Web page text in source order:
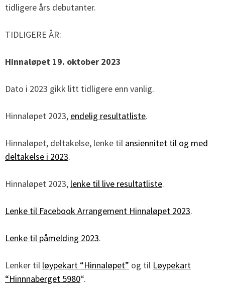
tidligere års debutanter.
TIDLIGERE ÅR:
Hinnaløpet 19. oktober 2023
Dato i 2023 gikk litt tidligere enn vanlig.
Hinnaløpet 2023, endelig resultatliste.
Hinnaløpet, deltakelse, lenke til ansiennitet til og med
deltakelse i 2023.
Hinnaløpet 2023, lenke til live resultatliste.
Lenke til Facebook Arrangement Hinnaløpet 2023.
Lenke til påmelding 2023.
Lenker til løypekart “Hinnaløpet” og til Løypekart
“Hinnnaberget 5980“.